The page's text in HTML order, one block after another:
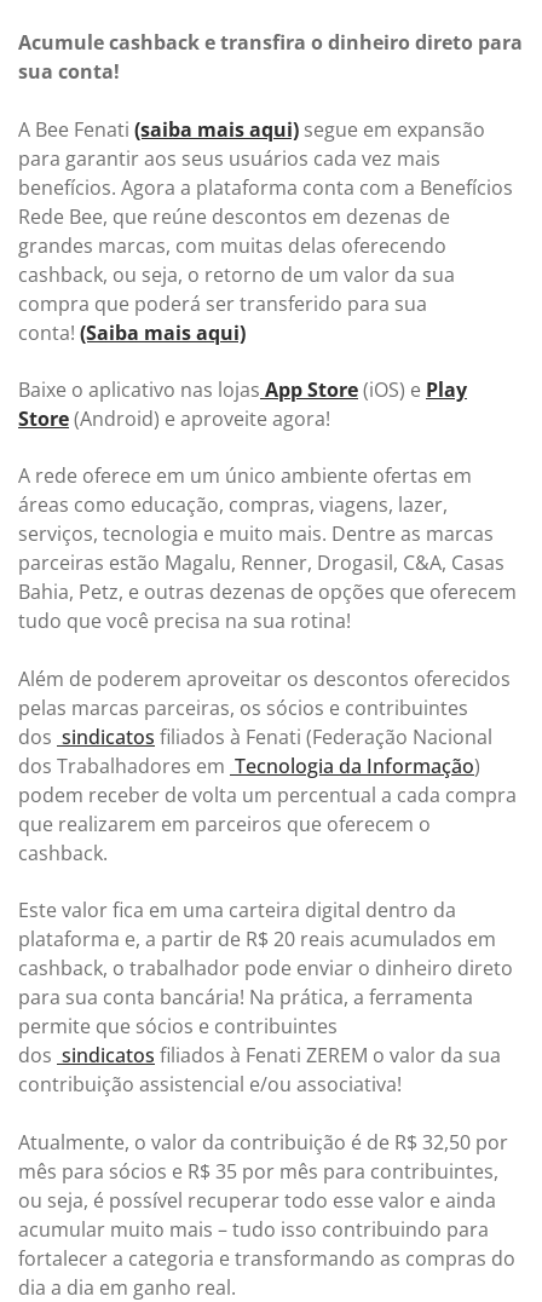
Acumule cashback e transfira o dinheiro direto para
sua conta!
A Bee Fenati (saiba mais aqui) segue em expansão
para garantir aos seus usuários cada vez mais
benefícios. Agora a plataforma conta com a Benefícios
Rede Bee, que reúne descontos em dezenas de
grandes marcas, com muitas delas oferecendo
cashback, ou seja, o retorno de um valor da sua
compra que poderá ser transferido para sua
conta! (Saiba mais aqui)
Baixe o aplicativo nas lojas App Store(iOS) e Play
Store(Android) e aproveite agora!
A rede oferece em um único ambiente ofertas em
áreas como educação, compras, viagens, lazer,
serviços, tecnologia e muito mais. Dentre as marcas
parceiras estão Magalu, Renner, Drogasil, C&A, Casas
Bahia, Petz, e outras dezenas de opções que oferecem
tudo que você precisa na sua rotina!
Além de poderem aproveitar os descontos oferecidos
pelas marcas parceiras, os sócios e contribuintes
dos sindicatos filiados à Fenati (Federação Nacional
dos Trabalhadores em Tecnologia da Informação)
podem receber de volta um percentual a cada compra
que realizarem em parceiros que oferecem o
cashback.
Este valor fica em uma carteira digital dentro da
plataforma e, a partir de R$ 20 reais acumulados em
cashback, o trabalhador pode enviar o dinheiro direto
para sua conta bancária! Na prática, a ferramenta
permite que sócios e contribuintes
dos sindicatos filiados à Fenati ZEREM o valor da sua
contribuição assistencial e/ou associativa!
Atualmente, o valor da contribuição é de R$ 32,50 por
mês para sócios e R$ 35 por mês para contribuintes,
ou seja, é possível recuperar todo esse valor e ainda
acumular muito mais – tudo isso contribuindo para
fortalecer a categoria e transformando as compras do
dia a dia em ganho real.